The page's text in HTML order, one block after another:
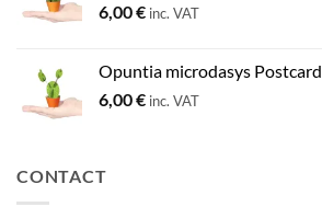
6,00€ inc. VAT
Opuntia microdasys Postcard
6,00€ inc. VAT
CONTACT